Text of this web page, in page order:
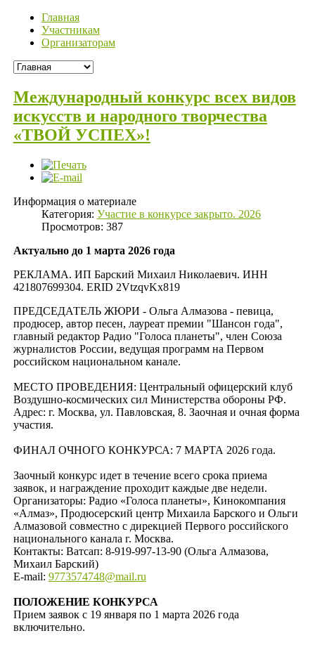
Главная
Участникам
Организаторам
Международный конкурс всех видов
искусств и народного творчества
«ТВОЙ УСПЕХ»!
Информация о материале
Категория: Участие в конкурсе закрыто. 2026
Просмотров: 387
Актуально до 1 марта 2026 года
РЕКЛАМА. ИП Барский Михаил Николаевич. ИНН
421807699304. ERID 2VtzqvKx819
ПРЕДСЕДАТЕЛЬ ЖЮРИ - Ольга Алмазова - певица,
продюсер, автор песен, лауреат премии "Шансон года",
главный редактор Радио "Голоса планеты", член Союза
журналистов России, ведущая программ на Первом
российском национальном канале.
МЕСТО ПРОВЕДЕНИЯ: Центральный офицерский клуб
Воздушно-космических сил Министерства обороны РФ.
Адрес: г. Москва, ул. Павловская, 8. Заочная и очная форма
участия.
ФИНАЛ ОЧНОГО КОНКУРСА: 7 МАРТА 2026 года.
Заочный конкурс идет в течение всего срока приема
заявок, и награждение проходит каждые две недели.
Организаторы: Радио «Голоса планеты», Кинокомпания
«Алмаз», Продюсерский центр Михаила Барского и Ольги
Алмазовой совместно с дирекцией Первого российского
национального канала г. Москва.
Контакты: Ватсап: 8-919-997-13-90 (Ольга Алмазова,
Михаил Барский)
Е-mail: 9773574748@mail.ru
ПОЛОЖЕНИЕ КОНКУРСА
Прием заявок с 19 января по 1 марта 2026 года
включительно.